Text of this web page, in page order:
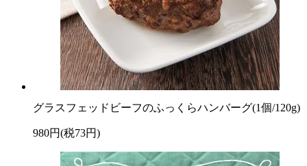
グラスフェッドビーフのふっくらハンバーグ(1個/120g)
980円(税73円)